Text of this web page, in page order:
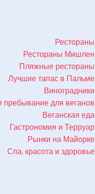
Рестораны
Рестораны Мишлен
Пляжные рестораны
Лучшие тапас в Пальме
Виноградники
пребывание для веганов
Веганская еда
Гастрономия и Терруар
Рынки на Майорке
Спа, красота и здоровье